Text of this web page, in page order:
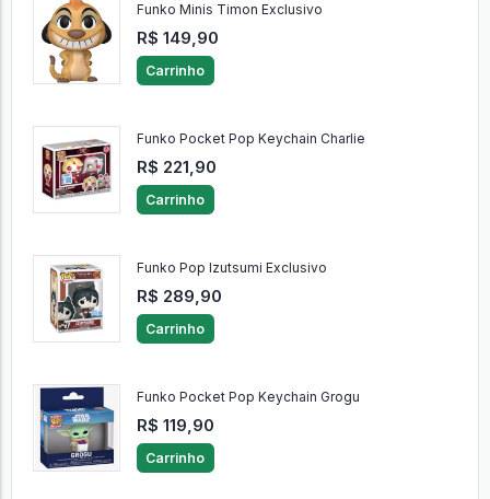
Funko Minis Timon Exclusivo
R$ 149,90
Carrinho
Funko Pocket Pop Keychain Charlie
R$ 221,90
Carrinho
Funko Pop Izutsumi Exclusivo
R$ 289,90
Carrinho
Funko Pocket Pop Keychain Grogu
R$ 119,90
Carrinho